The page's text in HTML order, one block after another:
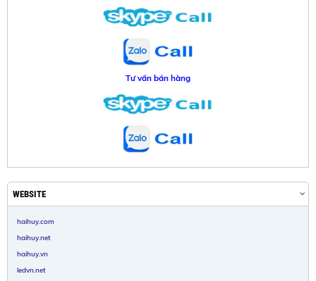
Tư vấn bán hàng
WEBSITE
haihuy.com
haihuy.net
haihuy.vn
ledvn.net